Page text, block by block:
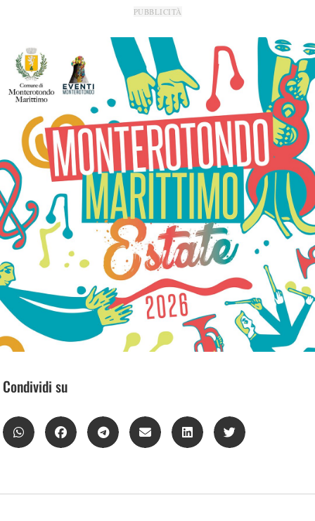
PUBBLICITÀ
Condividi su